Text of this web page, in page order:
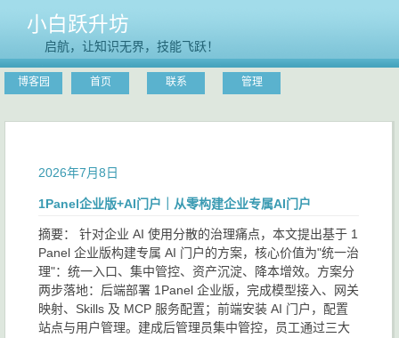
小白跃升坊
启航，让知识无界，技能飞跃！
博客园 首页 联系 管理
2026年7月8日
1Panel企业版+AI门户｜从零构建企业专属AI门户
摘要： 针对企业 AI 使用分散的治理痛点，本文提出基于 1
Panel 企业版构建专属 AI 门户的方案，核心价值为"统一治
理"：统一入口、集中管控、资产沉淀、降本增效。方案分
两步落地：后端部署 1Panel 企业版，完成模型接入、网关
映射、Skills 及 MCP 服务配置；前端安装 AI 门户，配置
站点与用户管理。建成后管理员集中管控，员工通过三大